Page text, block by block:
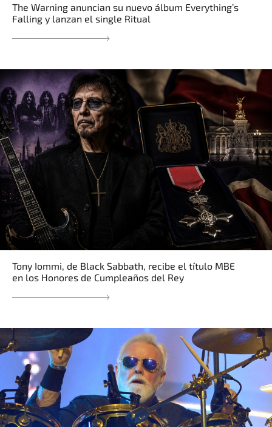
The Warning anuncian su nuevo álbum Everything’s
Falling y lanzan el single Ritual
Tony Iommi, de Black Sabbath, recibe el título MBE
en los Honores de Cumpleaños del Rey